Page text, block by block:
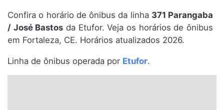
Espírito Santo
Confira o horário de ônibus da linha 371 Parangaba
/ José Bastos da Etufor. Veja os horários de ônibus
em Fortaleza, CE. Horários atualizados 2026.
Linha de ônibus operada por Etufor.